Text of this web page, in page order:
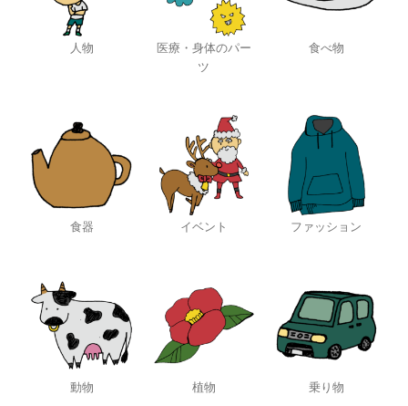
人物
医療・身体のパー
ツ
食べ物
食器 イベント ファッション
動物 植物 乗り物